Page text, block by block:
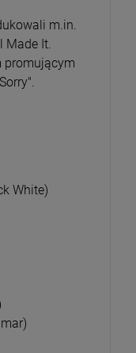
m.in.
Made It.
promującym
White)